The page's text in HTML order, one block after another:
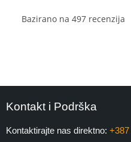
Bazirano na 497 recenzija
Kontakt i Podrška
Kontaktirajte nas direktno: +387